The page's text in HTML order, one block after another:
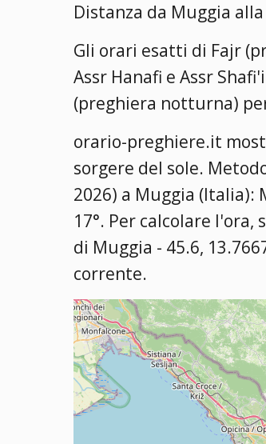
Distanza da Muggia
Gli orari esatti di Fajr
Assr Hanafi e Assr
(preghiera notturna)
orario-preghiere.it
sorgere del sole.
2026) a Muggia (Italia):
17°. Per calcolare
di Muggia - 45.6,
corrente.